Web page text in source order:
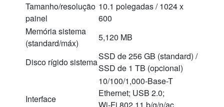
Tamanho/resolução
painel
10.1 polegadas / 1024 x
600
Memória sistema
(standard/máx)
5,120 MB
Disco rígido sistema
SSD de 256 GB (standard) /
SSD de 1 TB (opcional)
Interface
10/100/1,000-Base-T
Ethernet; USB 2.0;